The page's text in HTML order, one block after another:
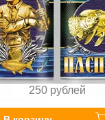
250 рублей